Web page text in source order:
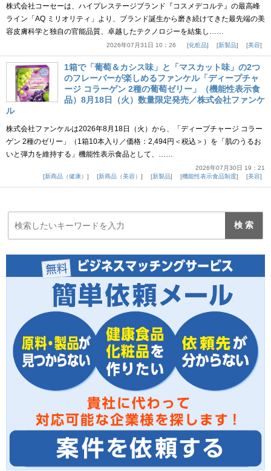
株式会社コーセーは、ハイプレステージブランド『コスメデコルテ』の最高峰
ライン「AQ ミリオリティ」より、ブランド誕生から磨き続けてきた最先端の美
容皮膚科学と独自の官能品質、卓越したテクノロジーを結集し……
2026年07月31日 10：26 化粧品 新製品 美容
1箱で「葡萄＆カシス味」と「マスカット味」の2つ
のフレーバーが楽しめるファンケル「ディープチャ
ージ コラーゲン 2種の葡萄ゼリー」（機能性表示食
品）8月18日（火）数量限定発売／株式会社ファンケ
ル
株式会社ファンケルは2026年8月18日（火）から、「ディープチャージ コラー
ゲン 2種のゼリー」（1箱10本入り／価格：2,494円＜税込＞）を「肌のうるお
いと弾力を維持する」機能性表示食品として、……
2026年07月30日 19：21
新商品（健康）
新商品（美容） 新製品 機能性表示食品制度 美容